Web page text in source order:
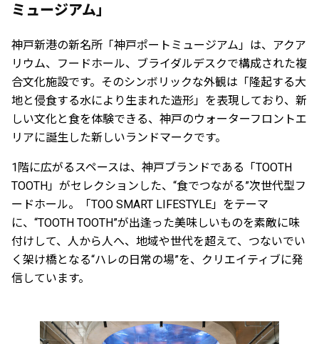
ミュージアム」
神戸新港の新名所「神戸ポートミュージアム」は、アクア
リウム、フードホール、ブライダルデスクで構成された複
合文化施設です。そのシンボリックな外観は「隆起する大
地と侵食する水により生まれた造形」を表現しており、新
しい文化と食を体験できる、神戸のウォーターフロントエ
リアに誕生した新しいランドマークです。
1階に広がるスペースは、神戸ブランドである「TOOTH
TOOTH」がセレクションした、“食でつながる”次世代型フ
ードホール。「TOO SMART LIFESTYLE」をテーマ
に、“TOOTH TOOTH”が出逢った美味しいものを素敵に味
付けして、人から人へ、地域や世代を超えて、つないでい
く架け橋となる“ハレの日常の場”を、クリエイティブに発
信しています。